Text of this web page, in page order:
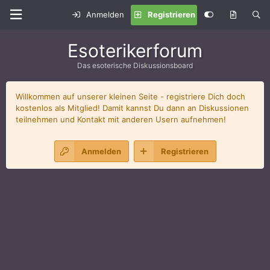
Anmelden Registrieren
Esoterikerforum
Das esoterische Diskussionsboard
Willkommen auf unserer kleinen Seite - registriere Dich doch
kostenlos als Mitglied! Damit kannst Du dann an Diskussionen
teilnehmen und Kontakt mit anderen Usern aufnehmen!
Anmelden Registrieren